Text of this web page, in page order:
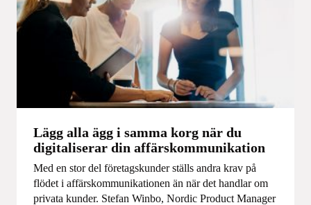
Lägg alla ägg i samma korg när du
digitaliserar din affärskommunikation
Med en stor del företagskunder ställs andra krav på
flödet i affärskommunikationen än när det handlar om
privata kunder. Stefan Winbo, Nordic Product Manager